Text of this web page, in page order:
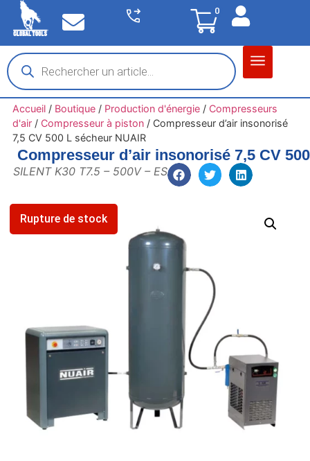
0
Accueil/ Boutique/ Production d'énergie/ Compresseurs
d'air/ Compresseur à piston/ Compresseur d’air insonorisé
7,5 CV 500 L sécheur NUAIR
Rupture de stock
Compresseur d’air insonorisé 7,5 CV
SILENT K30 T7.5 – 500V – ES